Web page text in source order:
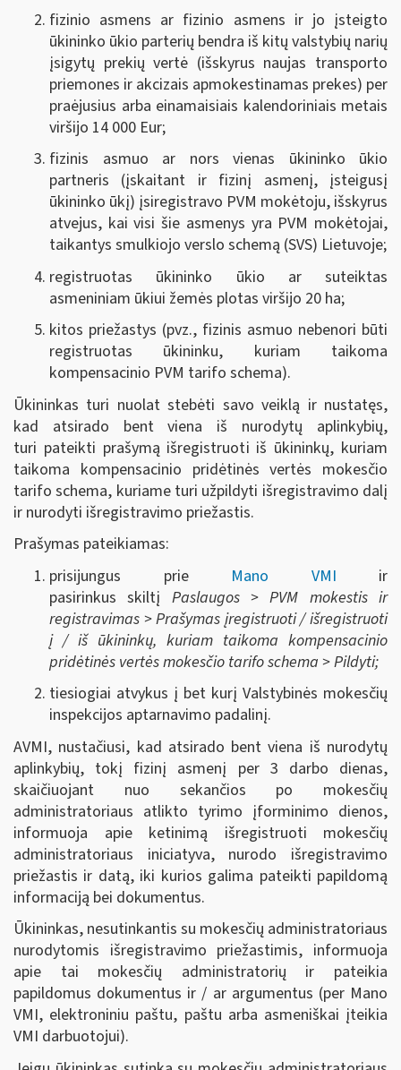
fizinio asmens ar fizinio asmens ir jo įsteigto
ūkininko ūkio parterių bendra iš kitų valstybių narių
įsigytų prekių vertė (išskyrus naujas transporto
priemones ir akcizais apmokestinamas prekes) per
praėjusius arba einamaisiais kalendoriniais metais
viršijo 14 000 Eur;
fizinis asmuo ar nors vienas ūkininko ūkio
partneris (įskaitant ir fizinį asmenį, įsteigusį
ūkininko ūkį) įsiregistravo PVM mokėtoju, išskyrus
atvejus, kai visi šie asmenys yra PVM mokėtojai,
taikantys smulkiojo verslo schemą (SVS) Lietuvoje;
registruotas ūkininko ūkio ar suteiktas
asmeniniam ūkiui žemės plotas viršijo 20 ha;
kitos priežastys (pvz., fizinis asmuo nebenori būti
registruotas ūkininku, kuriam taikoma
kompensacinio PVM tarifo schema).
Ūkininkas turi nuolat stebėti savo veiklą ir nustatęs,
kad atsirado bent viena iš nurodytų aplinkybių,
turi pateikti prašymą išregistruoti iš ūkininkų, kuriam
taikoma kompensacinio pridėtinės vertės mokesčio
tarifo schema, kuriame turi užpildyti išregistravimo dalį
ir nurodyti išregistravimo priežastis.
Prašymas pateikiamas:
prisijungus prie Mano VMI ir
pasirinkus skiltį Paslaugos > PVM mokestis ir
registravimas > Prašymas įregistruoti / išregistruoti
į / iš ūkininkų, kuriam taikoma kompensacinio
pridėtinės vertės mokesčio tarifo schema > Pildyti;
tiesiogiai atvykus į bet kurį Valstybinės mokesčių
inspekcijos aptarnavimo padalinį.
AVMI, nustačiusi, kad atsirado bent viena iš nurodytų
aplinkybių, tokį fizinį asmenį per 3 darbo dienas,
skaičiuojant nuo sekančios po mokesčių
administratoriaus atlikto tyrimo įforminimo dienos,
informuoja apie ketinimą išregistruoti mokesčių
administratoriaus iniciatyva, nurodo išregistravimo
priežastis ir datą, iki kurios galima pateikti papildomą
informaciją bei dokumentus.
Ūkininkas, nesutinkantis su mokesčių administratoriaus
nurodytomis išregistravimo priežastimis, informuoja
apie tai mokesčių administratorių ir pateikia
papildomus dokumentus ir / ar argumentus (per Mano
VMI, elektroniniu paštu, paštu arba asmeniškai įteikia
VMI darbuotojui).